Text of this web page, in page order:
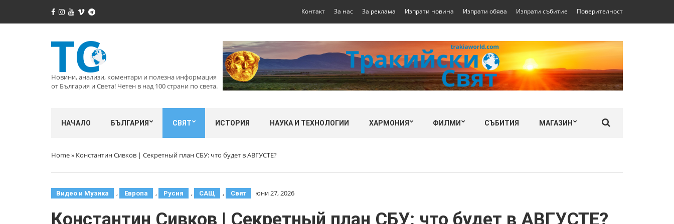
Контакт За нас За реклама Изпрати новина Изпрати обява Изпрати събитие Поверителност
Новини, анализи, коментари и полезна информация
от България и Света! Четен в над 100 страни по света.
НАЧАЛО БЪЛГАРИЯ СВЯТ ИСТОРИЯ НАУКА И ТЕХНОЛОГИИ ХАРМОНИЯ ФИЛМИ СЪБИТИЯ МАГАЗИН
Home» Константин Сивков | Секретный план СБУ: что будет в АВГУСТЕ?
Видео и Музика , Европа , Русия , САЩ , Свят юни 27, 2026
Константин Сивков | Секретный план СБУ: что будет в АВГУСТЕ?